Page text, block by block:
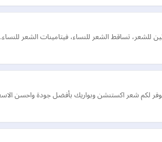
للشعر، تساقط الشعر للنساء، فيتامينات الشعر للنساء.